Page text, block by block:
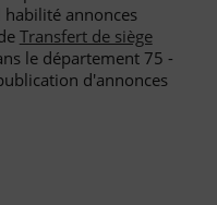
annonces
Transfert de siège
le département 75 -
d'annonces